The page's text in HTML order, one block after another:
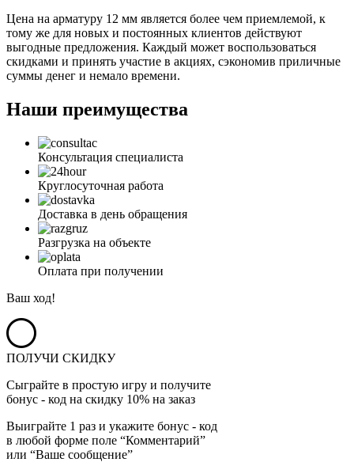
Цена на арматуру 12 мм является более чем приемлемой, к
тому же для новых и постоянных клиентов действуют
выгодные предложения. Каждый может воспользоваться
скидками и принять участие в акциях, сэкономив приличные
суммы денег и немало времени.
Наши преимущества
Консультация специалиста
Круглосуточная работа
Доставка в день обращения
Разгрузка на объекте
Оплата при получении
Ваш ход!
ПОЛУЧИ СКИДКУ
Сыграйте в простую игру и получите
бонус - код на скидку 10% на заказ
Выиграйте 1 раз и укажите бонус - код
в любой форме поле “Комментарий”
или “Ваше сообщение”